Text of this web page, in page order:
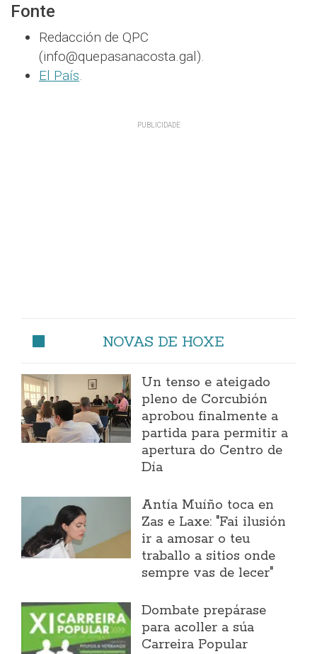
Fonte
Redacción de QPC
(info@quepasanacosta.gal).
El País.
NOVAS DE HOXE
Un tenso e ateigado
pleno de Corcubión
aprobou finalmente a
partida para permitir a
apertura do Centro de
Día
Antía Muíño toca en
Zas e Laxe: "Fai ilusión
ir a amosar o teu
traballo a sitios onde
sempre vas de lecer"
Dombate prepárase
para acoller a súa
Carreira Popular